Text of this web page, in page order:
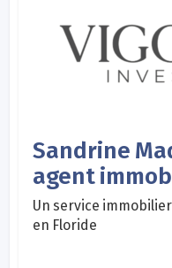
Sandrine
agent
Un service
en Floride